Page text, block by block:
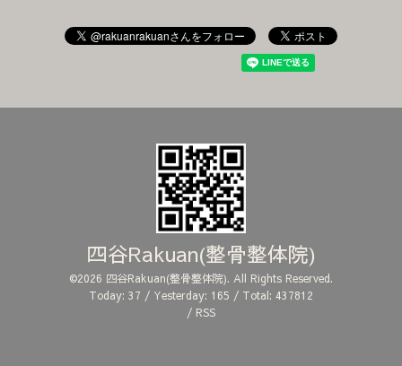
四谷Rakuan(整骨整体院)
©2026 四谷Rakuan(整骨整体院). All Rights Reserved.
Today: 37 / Yesterday: 165 / Total: 437812
/ RSS